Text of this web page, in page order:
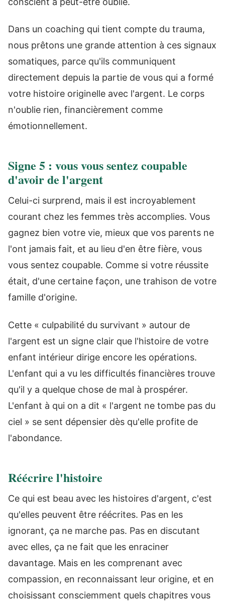
Dans un coaching qui tient compte du trauma,
nous prêtons une grande attention à ces signaux
somatiques, parce qu'ils communiquent
directement depuis la partie de vous qui a formé
votre histoire originelle avec l'argent. Le corps
n'oublie rien, financièrement comme
émotionnellement.
Signe 5 : vous vous sentez coupable
d'avoir de l'argent
Celui-ci surprend, mais il est incroyablement
courant chez les femmes très accomplies. Vous
gagnez bien votre vie, mieux que vos parents ne
l'ont jamais fait, et au lieu d'en être fière, vous
vous sentez coupable. Comme si votre réussite
était, d'une certaine façon, une trahison de votre
famille d'origine.
Cette « culpabilité du survivant » autour de
l'argent est un signe clair que l'histoire de votre
enfant intérieur dirige encore les opérations.
L'enfant qui a vu les difficultés financières trouve
qu'il y a quelque chose de mal à prospérer.
L'enfant à qui on a dit « l'argent ne tombe pas du
ciel » se sent dépensier dès qu'elle profite de
l'abondance.
Réécrire l'histoire
Ce qui est beau avec les histoires d'argent, c'est
qu'elles peuvent être réécrites. Pas en les
ignorant, ça ne marche pas. Pas en discutant
avec elles, ça ne fait que les enraciner
davantage. Mais en les comprenant avec
compassion, en reconnaissant leur origine, et en
choisissant consciemment quels chapitres vous